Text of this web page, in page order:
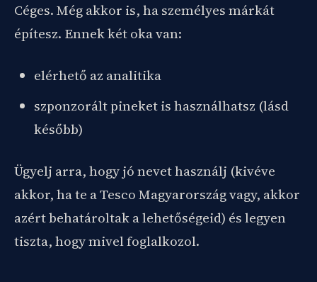
Céges. Még akkor is, ha személyes márkát
építesz. Ennek két oka van:
elérhető az analitika
szponzorált pineket is használhatsz (lásd
később)
Ügyelj arra, hogy jó nevet használj (kivéve
akkor, ha te a Tesco Magyarország vagy, akkor
azért behatároltak a lehetőségeid) és legyen
tiszta, hogy mivel foglalkozol.